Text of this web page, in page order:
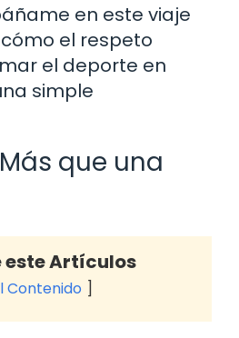
en este viaje
el respeto
el deporte en
simple
que una
este Artículos
Contenido